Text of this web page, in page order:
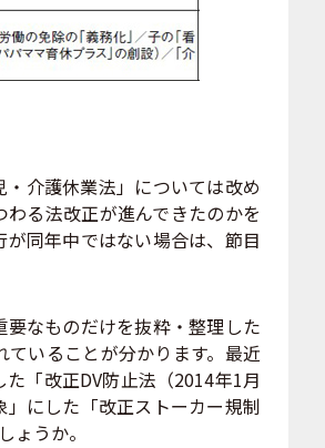
介護休業法」については改め
る法改正が進んできたのかを
同年中ではない場合は、節目
なものだけを抜粋・整理した
いることが分かります。最近
「改正DV防止法（2014年1月
にした「改正ストーカー規制
うか。